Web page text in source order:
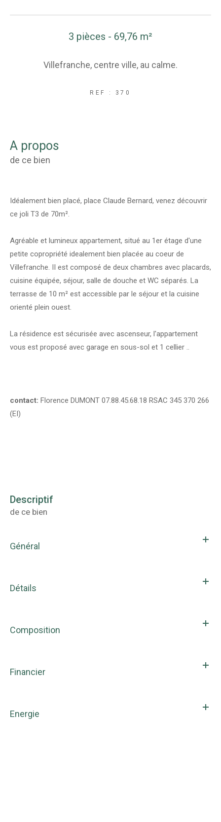
3 pièces - 69,76 m²
Villefranche, centre ville, au calme.
REF : 370
a propos
de ce bien
Idéalement bien placé, place Claude Bernard, venez découvrir
ce joli T3 de 70m².
Agréable et lumineux appartement, situé au 1er étage d'une
petite copropriété idealement bien placée au coeur de
Villefranche. II est composé de deux chambres avec placards,
cuisine équipée, séjour, salle de douche et WC séparés. La
terrasse de 10 m² est accessible par le séjour et la cuisine
orienté plein ouest.
La résidence est sécurisée avec ascenseur, l'appartement
vous est proposé avec garage en sous-sol et 1 cellier ..
contact: Florence DUMONT 07.88.45.68.18 RSAC 345 370 266
(EI)
descriptif
de ce bien
Général
Détails
Composition
Financier
Energie